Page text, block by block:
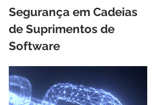
Segurança em Cadeias
de Suprimentos de
Software